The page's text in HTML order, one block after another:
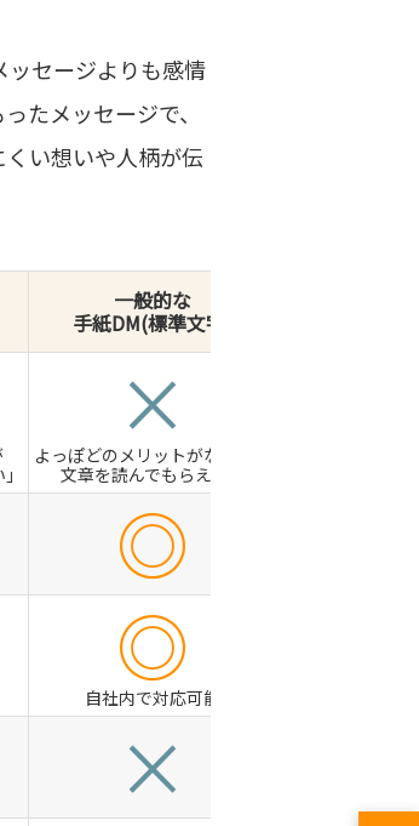
ッセージよりも感情
たメッセージで、
い想いや人柄が伝
一般的な
手紙DM(標準文字)
×
よっぽどのメリットがない限り
文章を読んでもらえない
◎
◎
自社内で対応可能
×